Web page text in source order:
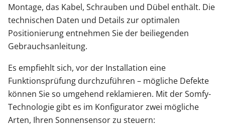
Montage, das Kabel, Schrauben und Dübel enthält. Die
technischen Daten und Details zur optimalen
Positionierung entnehmen Sie der beiliegenden
Gebrauchsanleitung.
Es empfiehlt sich, vor der Installation eine
Funktionsprüfung durchzuführen – mögliche Defekte
können Sie so umgehend reklamieren. Mit der Somfy-
Technologie gibt es im Konfigurator zwei mögliche
Arten, Ihren Sonnensensor zu steuern: